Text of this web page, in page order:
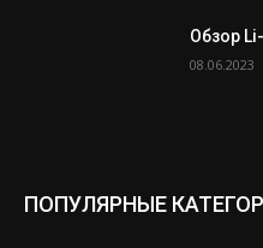
Обзор
08.06.2023
ПОПУЛЯРНЫЕ